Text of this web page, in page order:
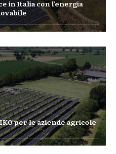
in Italia con l’energia
per le aziende agricole